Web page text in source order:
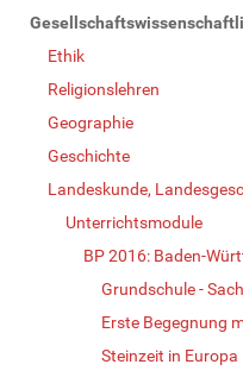
Ethik
Religionslehren
Geographie
Geschichte
Landeskunde,
Unterrichtsmodule
BP 2016: Baden-
Grundschule -
Erste Begegnung
Steinzeit in